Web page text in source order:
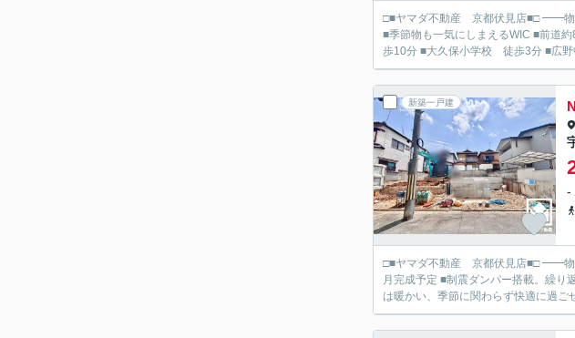
□■ヤマダ不動産 京都伏見店■□ ━━物件のオススメPOINT━━ ■徒歩5分の駅近物件 ■JR・近鉄の2沿線利用可能 ■駐車スペース2台分有 ■LDK18.0帖
■季節物も一気にしまえるWIC ■前道約8m ■ZEH水準省エネ住宅
歩10分 ■大久保小学校 徒歩3分 ■広
新築一戸建
-
□■ヤマダ不動産 京都伏見店■□ ━━物件のオススメPOINT━━ ■徒歩12分の駅近物件 ■近鉄・JRの2沿線利用可能 ■駐車スペース1台分あり ■2026年7
月完成予定 ■制震ダンパー搭載。繰り
は暖かい、季節に関わらず快適に過